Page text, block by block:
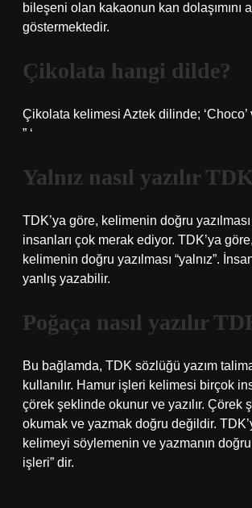
bileşeni olan kakaonun kan dolaşımını
göstermektedir.
Çikolata hangi dilde?
Çikolata kelimesi Aztek dilinde; ‘Choco’ ve
” ‘
Yalnız nasıl yazılır
TDK’ya göre, kelimenin doğru
insanları çok merak ediyor. TDK’ya
kelimenin doğru yazılması “yalnız”.
yanlış yazabilir.
Poğaça nasıl yazılır
Bu bağlamda, TDK sözlüğü yazım
kullanılır. Hamur işleri kelimesi birçok
çörek şeklinde okunur ve yazılır. Çörek
okumak ve yazmak doğru değildir.
kelimeyi söylemenin ve yazmanın
işleri” dir.